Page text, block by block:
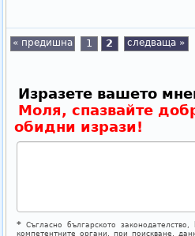
« предишна 1 2 следваща »
Изразете вашето
Моля, спазвайте
обидни изрази!
*Съгласно българското законодателство,
компетентните органи, при поискване,